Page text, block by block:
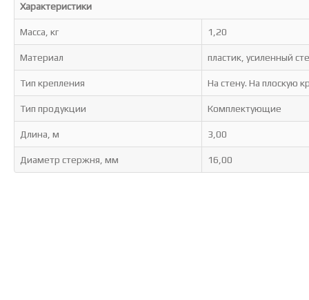
Характеристики
Масса, кг 1,20
Материал пластик, усиленный
Тип крепления На стену. На плоскую
Тип продукции Комплектующие
Длина, м 3,00
Диаметр стержня, мм 16,00